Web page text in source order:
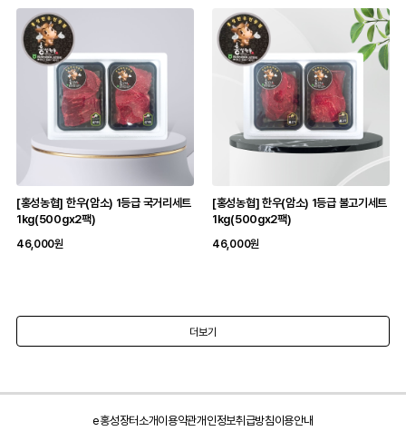
[홍성농협] 한우(암소) 1등급 국거리세트
1kg(500gx2팩)
46,000원
[홍성농협] 한우(암소) 1등급 불고기세트
1kg(500gx2팩)
46,000원
더보기
e홍성장터소개이용약관개인정보취급방침이용안내